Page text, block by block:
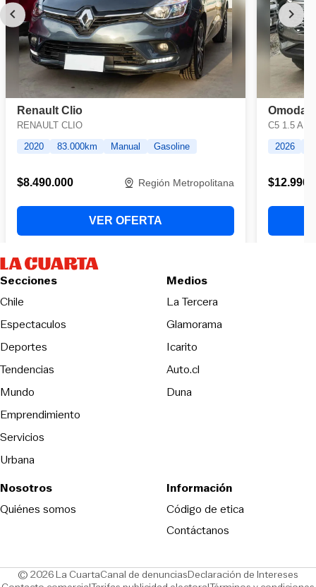
Secciones
Chile
Espectaculos
Deportes
Tendencias
Mundo
Emprendimiento
Servicios
Urbana
Medios
La Tercera
Glamorama
Icarito
Auto.cl
Duna
Nosotros
Quiénes somos
Información
Código de etica
Contáctanos
© 2026 La CuartaCanal de denunciasOpens in new window
Declaración de Intereses